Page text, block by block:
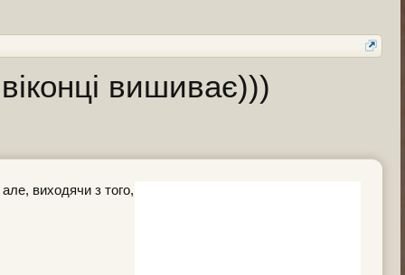
вишиває)))
виходячи з того,